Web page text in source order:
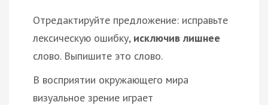
Отредактируйте предложение: исправьте
лексическую ошибку, исключив лишнее
слово. Выпишите это слово.
В восприятии окружающего мира
визуальное зрение играет